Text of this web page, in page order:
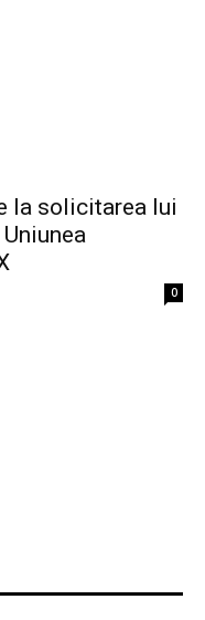
la solicitarea lui
0